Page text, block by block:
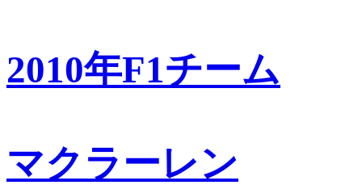
2010年F1チーム
マクラーレン